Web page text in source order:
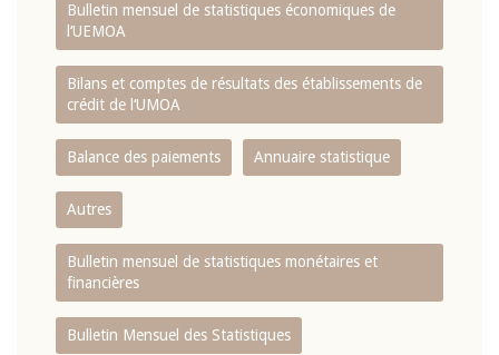
Bulletin mensuel de statistiques économiques de
l‘UEMOA
Bilans et comptes de résultats des établissements de
crédit de l‘UMOA
Balance des paiements Annuaire statistique
Autres
Bulletin mensuel de statistiques monétaires et
financières
Bulletin Mensuel des Statistiques